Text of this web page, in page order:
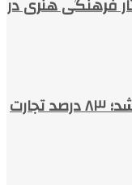
تراز تجاری منفی ۷ میلیارد دلار شد؛ ۸۳ درصد تجارت